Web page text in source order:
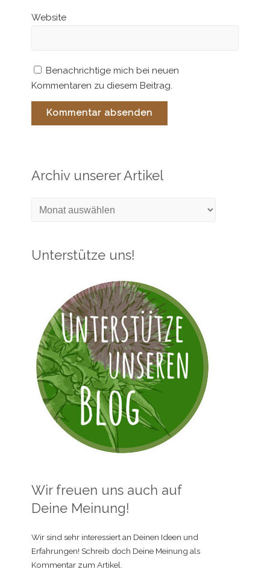
Website
Benachrichtige mich bei neuen
Kommentaren zu diesem Beitrag.
Archiv unserer Artikel
Unterstütze uns!
Wir freuen uns auch auf
Deine Meinung!
Wir sind sehr interessiert an Deinen Ideen und
Erfahrungen! Schreib doch Deine Meinung als
Kommentar zum Artikel.